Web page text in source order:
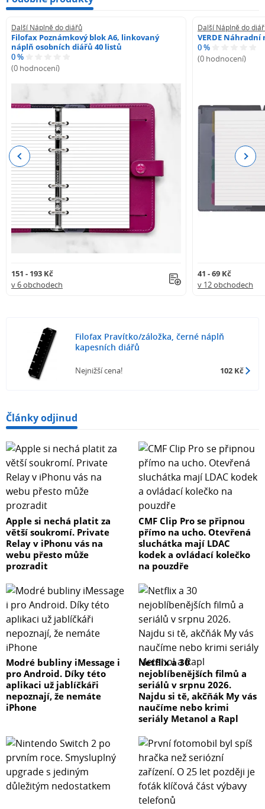
Další Náplně do diářů
Filofax Poznámkový blok A6, linkovaný
náplň osobních diářů 40 listů
0 %
(0 hodnocení)
151 - 193 Kč
v 6 obchodech
Další Náplně do
VERDE Náhradní
0 %
(0 hodnocení)
41 - 69 Kč
v 12 obchodech
Previous Next
Filofax Pravítko/záložka, černé náplň
kapesních diářů
Nejnižší cena! 102 Kč
Články odjinud
Apple si nechá platit za
větší soukromí. Private
Relay v iPhonu vás na
webu přesto může
prozradit
CMF Clip Pro se připnou
přímo na ucho. Otevřená
sluchátka mají LDAC
kodek a ovládací kolečko
na pouzdře
Modré bubliny iMessage i
pro Android. Díky této
aplikaci už jablíčkáři
nepoznají, že nemáte
iPhone
Netflix a 30
nejoblíbenějších filmů a
seriálů v srpnu 2026.
Najdu si tě, akčňák My vás
naučíme nebo krimi
seriály Metanol a Rapl